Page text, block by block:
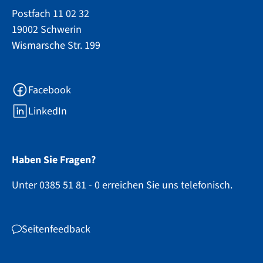
Postfach 11 02 32
19002 Schwerin
Wismarsche Str. 199
Facebook
LinkedIn
Haben Sie Fragen?
Unter 0385 51 81 - 0 erreichen Sie uns telefonisch.
Seitenfeedback